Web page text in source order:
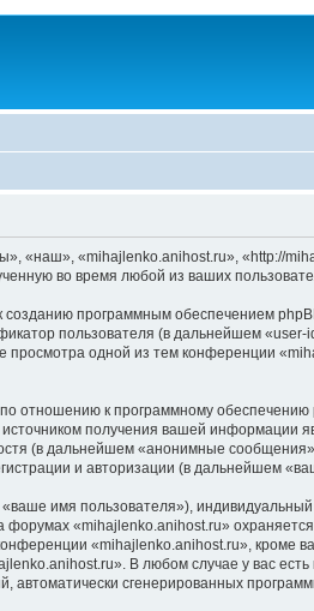
«наш», «mihajlenko.anihost.ru», «http://
во время любой из ваших
программным обеспечением
пользователя (в дальнейшем
одной из тем конференции
к программному обеспечению
получения вашей
(в дальнейшем «анонимные
и авторизации (в дальнейшем
имя пользователя»),
«mihajlenko.anihost.ru»
«mihajlenko.anihost.ru», кроме
В любом случае у вас
автоматически сгенерированных